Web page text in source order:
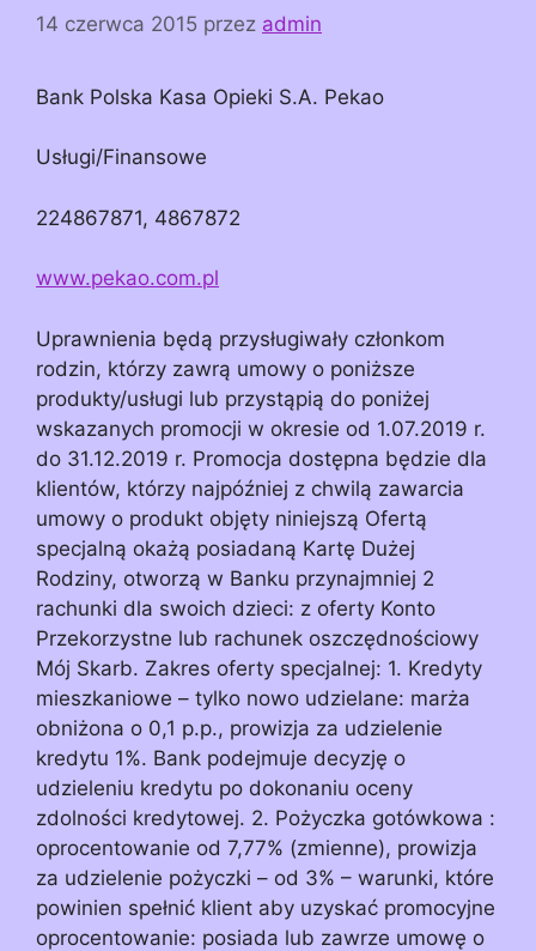
14 czerwca 2015 przez admin
Bank Polska Kasa Opieki S.A. Pekao
Usługi/Finansowe
224867871, 4867872
www.pekao.com.pl
Uprawnienia będą przysługiwały członkom
rodzin, którzy zawrą umowy o poniższe
produkty/usługi lub przystąpią do poniżej
wskazanych promocji w okresie od 1.07.2019 r.
do 31.12.2019 r. Promocja dostępna będzie dla
klientów, którzy najpóźniej z chwilą zawarcia
umowy o produkt objęty niniejszą Ofertą
specjalną okażą posiadaną Kartę Dużej
Rodziny, otworzą w Banku przynajmniej 2
rachunki dla swoich dzieci: z oferty Konto
Przekorzystne lub rachunek oszczędnościowy
Mój Skarb. Zakres oferty specjalnej: 1. Kredyty
mieszkaniowe – tylko nowo udzielane: marża
obniżona o 0,1 p.p., prowizja za udzielenie
kredytu 1%. Bank podejmuje decyzję o
udzieleniu kredytu po dokonaniu oceny
zdolności kredytowej. 2. Pożyczka gotówkowa :
oprocentowanie od 7,77% (zmienne), prowizja
za udzielenie pożyczki – od 3% – warunki, które
powinien spełnić klient aby uzyskać promocyjne
oprocentowanie: posiada lub zawrze umowę o